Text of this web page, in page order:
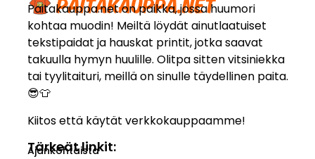
Paitakauppa.net on paikka, jossa huumori
kohtaa muodin! Meiltä löydät ainutlaatuiset
tekstipaidat ja hauskat printit, jotka saavat
takuulla hymyn huulille. Olitpa sitten vitsiniekka
tai tyylitaituri, meillä on sinulle täydellinen paita.
😎👕
Kiitos että käytät verkkokauppaamme!
Tärkeät linkit:
Ajankohtaista